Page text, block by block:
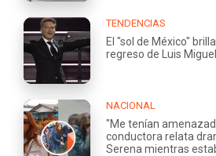
TENDENCIAS
El "sol de México"
regreso de Luis Miguel
NACIONAL
"Me tenían
conductora relata
Serena mientras